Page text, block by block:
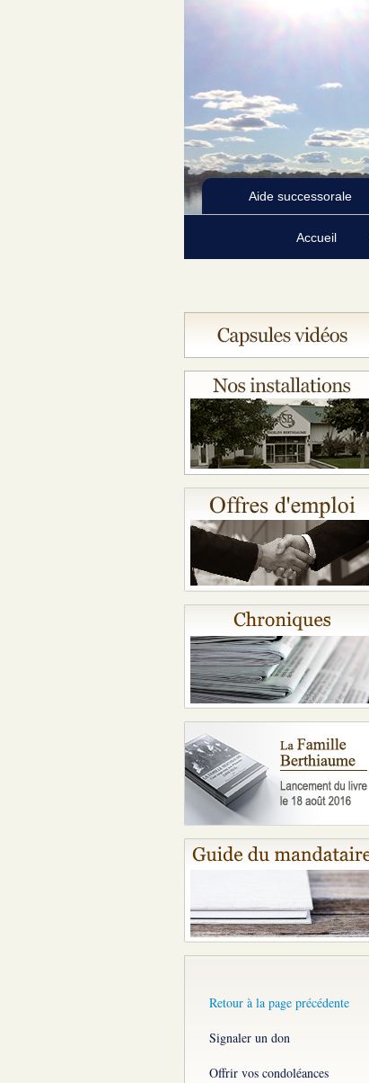
Aide successorale
Accueil
Retour à la page précédente
Signaler un don
Offrir vos condoléances